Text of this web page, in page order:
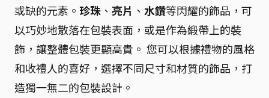
或缺的元素。 珍珠 、 亮片 、 水鑽等閃耀的飾品，可
以巧妙地散落在包裝表面，或是作為緞帶上的裝
飾，讓整體包裝更顯高貴。 您可以根據禮物的風格
和收禮人的喜好，選擇不同尺寸和材質的飾品，打
造獨一無二的包裝設計。